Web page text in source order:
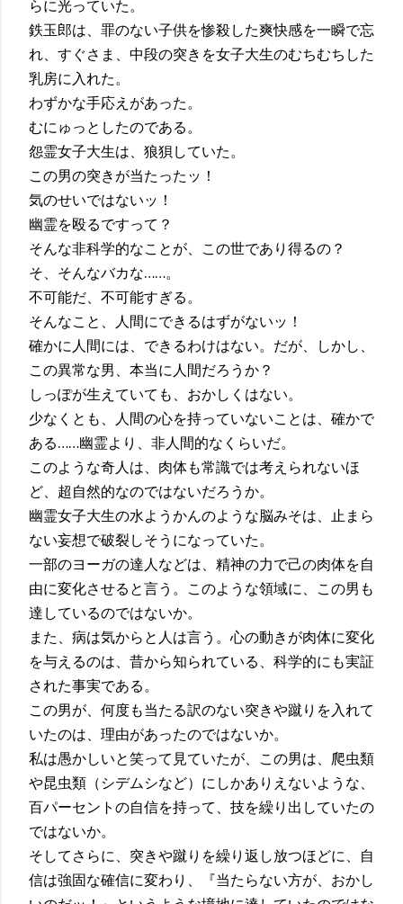
らに光っていた。
鉄玉郎は、罪のない子供を惨殺した爽快感を一瞬で忘
れ、すぐさま、中段の突きを女子大生のむちむちした
乳房に入れた。
わずかな手応えがあった。
むにゅっとしたのである。
怨霊女子大生は、狼狽していた。
この男の突きが当たったッ！
気のせいではないッ！
幽霊を殴るですって？
そんな非科学的なことが、この世であり得るの？
そ、そんなバカな……。
不可能だ、不可能すぎる。
そんなこと、人間にできるはずがないッ！
確かに人間には、できるわけはない。だが、しかし、
この異常な男、本当に人間だろうか？
しっぽが生えていても、おかしくはない。
少なくとも、人間の心を持っていないことは、確かで
ある……幽霊より、非人間的なくらいだ。
このような奇人は、肉体も常識では考えられないほ
ど、超自然的なのではないだろうか。
幽霊女子大生の水ようかんのような脳みそは、止まら
ない妄想で破裂しそうになっていた。
一部のヨーガの達人などは、精神の力で己の肉体を自
由に変化させると言う。このような領域に、この男も
達しているのではないか。
また、病は気からと人は言う。心の動きが肉体に変化
を与えるのは、昔から知られている、科学的にも実証
された事実である。
この男が、何度も当たる訳のない突きや蹴りを入れて
いたのは、理由があったのではないか。
私は愚かしいと笑って見ていたが、この男は、爬虫類
や昆虫類（シデムシなど）にしかありえないような、
百パーセントの自信を持って、技を繰り出していたの
ではないか。
そしてさらに、突きや蹴りを繰り返し放つほどに、自
信は強固な確信に変わり、『当たらない方が、おかし